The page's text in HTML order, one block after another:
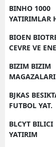
BINHO 1000
YATIRIMLAR
BIOEN
CEVRE VE
BIZIM BIZIM
MAGAZALARI
BJKAS
FUTBOL YAT.
BLCYT BILICI
YATIRIM